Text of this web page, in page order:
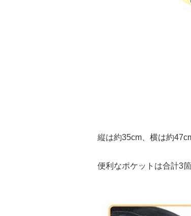
縦は約35cm、横は約
便利なポケットは合計3